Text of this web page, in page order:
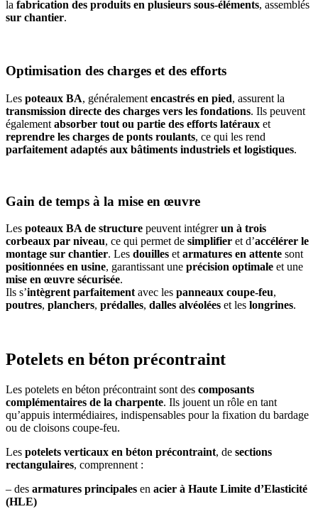
la fabrication des produits en plusieurs sous-éléments, assemblés
sur chantier.
Optimisation des charges et des efforts
Les poteaux BA, généralement encastrés en pied, assurent la
transmission directe des charges vers les fondations. Ils peuvent
également absorber tout ou partie des efforts latéraux et
reprendre les charges de ponts roulants, ce qui les rend
parfaitement adaptés aux bâtiments industriels et logistiques.
Gain de temps à la mise en œuvre
Les poteaux BA de structure peuvent intégrerun à trois
corbeaux par niveau, ce qui permet de simplifier et d’accélérer le
montage sur chantier. Les douilles et armatures en attente sont
positionnées en usine, garantissant une précision optimale et une
mise en œuvre sécurisée.
Ils s’intègrent parfaitement avec les panneaux coupe-feu,
poutres, planchers, prédalles, dalles alvéolées et les longrines.
Potelets en béton précontraint
Les potelets en béton précontraint sont des composants
complémentaires de la charpente. Ils jouent un rôle en tant
qu’appuis intermédiaires, indispensables pour la fixation du bardage
ou de cloisons coupe-feu.
Les potelets verticaux en béton précontraint, de sections
rectangulaires, comprennent :
– des armatures principales en acier à Haute Limite d’Elasticité
(HLE)